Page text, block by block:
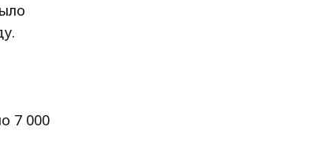
7 000